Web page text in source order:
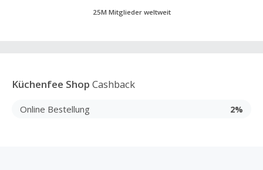
25M Mitglieder weltweit
Küchenfee Shop Cashback
Online Bestellung 2%